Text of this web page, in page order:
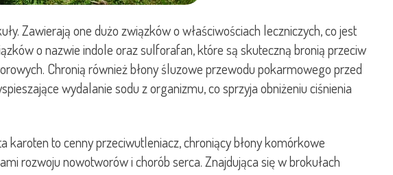
Zawierają one dużo związków o właściwościach leczniczych, co jest
o nazwie indole oraz sulforafan, które są skuteczną bronią przeciw
Chronią również błony śluzowe przewodu pokarmowego przed
wydalanie sodu z organizmu, co sprzyja obniżeniu ciśnienia
to cenny przeciwutleniacz, chroniący błony komórkowe
rozwoju nowotworów i chorób serca. Znajdująca się w brokułach